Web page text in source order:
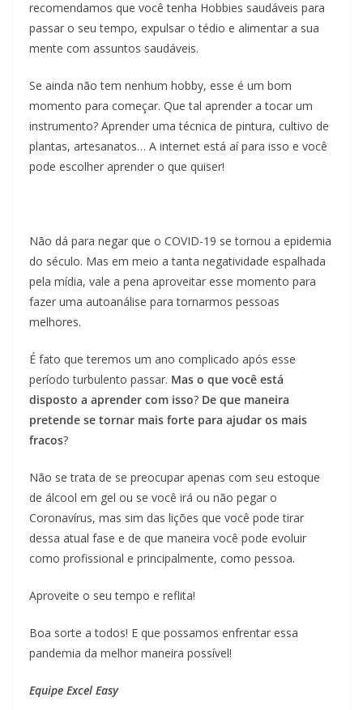
recomendamos que você tenha Hobbies saudáveis para
passar o seu tempo, expulsar o tédio e alimentar a sua
mente com assuntos saudáveis.
Se ainda não tem nenhum hobby, esse é um bom
momento para começar. Que tal aprender a tocar um
instrumento? Aprender uma técnica de pintura, cultivo de
plantas, artesanatos… A internet está aí para isso e você
pode escolher aprender o que quiser!
Não dá para negar que o COVID-19 se tornou a epidemia
do século. Mas em meio a tanta negatividade espalhada
pela mídia, vale a pena aproveitar esse momento para
fazer uma autoanálise para tornarmos pessoas
melhores.
É fato que teremos um ano complicado após esse
período turbulento passar. Mas o que você está
disposto a aprender com isso? De que maneira
pretende se tornar mais forte para ajudar os mais
fracos?
Não se trata de se preocupar apenas com seu estoque
de álcool em gel ou se você irá ou não pegar o
Coronavírus, mas sim das lições que você pode tirar
dessa atual fase e de que maneira você pode evoluir
como profissional e principalmente, como pessoa.
Aproveite o seu tempo e reflita!
Boa sorte a todos! E que possamos enfrentar essa
pandemia da melhor maneira possível!
Equipe Excel Easy